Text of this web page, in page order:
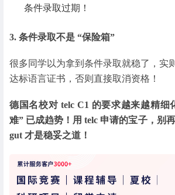
条件录取过期！
3. 条件录取不是 “保险箱”
很多同学以为拿到条件录取就稳了，实
达标语言证书，否则直接取消资格！
德国名校对 telc C1 的要求越来越精细
难” 已成趋势！用 telc 申请的宝子，别
gut 才是稳妥之道！